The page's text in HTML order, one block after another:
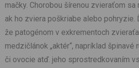
mačky. Chorobou šírenou zvieraťom
ak ho zviera poškriabe alebo pohryzie.
že patogénom v exkrementoch
medzičlánok „aktér“, napríklad špinavé
či ovocie atď. jeho sprostredkovaním